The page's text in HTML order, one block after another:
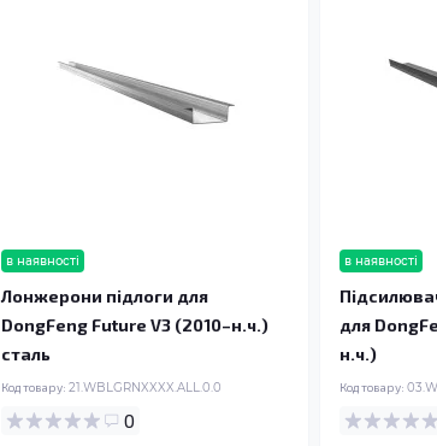
в наявності
Лонжерони підлоги для
DongFeng Future V3 (2010–н.ч.)
сталь
Код товару: 21.WBLGRNXXXX.ALL.0.0
0
в наявності
для
н.ч.)
Код товару: